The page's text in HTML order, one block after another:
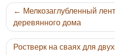
Навигация
по
записям
Мелкозаглубленный
деревянного дома
Ростверк на сваях для